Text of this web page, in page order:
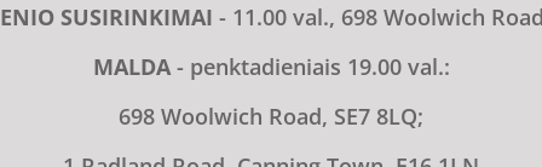
SUSIRINKIMAI - 11.00 val., 698 Woolwich
MALDA- penktadieniais 19.00 val.:
698 Woolwich Road, SE7 8LQ;